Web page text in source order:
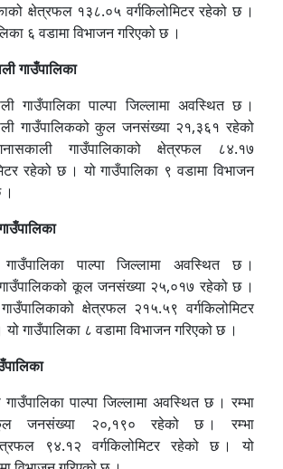
क्षेत्रफल १३८.०५ वर्गकिलोमिटर रहेको छ ।
६ वडामा विभाजन गरिएको छ ।
गाउँपालिका
गाउँपालिका पाल्पा जिल्लामा अवस्थित छ ।
गाउँपालिकको कुल जनसंख्या २१,३६१ रहेको
गाउँपालिकाको क्षेत्रफल ८४.१७
रहेको छ । यो गाउँपालिका ९ वडामा विभाजन
।
गाउँपालिका पाल्पा जिल्लामा अवस्थित छ ।
गाउँपालिकको कूल जनसंख्या २५,०१७ रहेको छ ।
क्षेत्रफल २१५.५९ वर्गकिलोमिटर
गाउँपालिका ८ वडामा विभाजन गरिएको छ ।
पाल्पा जिल्लामा अवस्थित छ । रम्भा
जनसंख्या २०,१९० रहेको छ । रम्भा
९४.१२ वर्गकिलोमिटर रहेको छ । यो